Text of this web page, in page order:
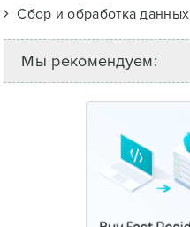
Сбор и обработка данных
Мы рекомендуем: